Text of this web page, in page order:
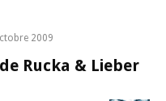
2009
Rucka & Lieber